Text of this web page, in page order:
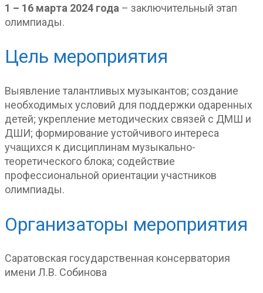
1 – 16 марта 2024 года – заключительный этап
олимпиады.
Цель мероприятия
Выявление талантливых музыкантов; создание
необходимых условий для поддержки одаренных
детей; укрепление методических связей с ДМШ и
ДШИ; формирование устойчивого интереса
учащихся к дисциплинам музыкально-
теоретического блока; содействие
профессиональной ориентации участников
олимпиады.
Организаторы мероприятия
Саратовская государственная консерватория
имени Л.В. Собинова